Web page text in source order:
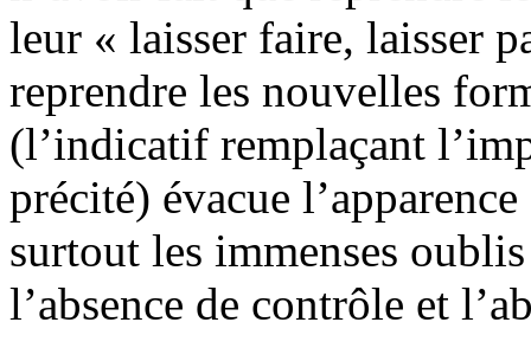
leur « laisser faire, laisser
reprendre les nouvelles
(l’indicatif remplaçant
précité) évacue
surtout les immenses
l’absence de contrôle et